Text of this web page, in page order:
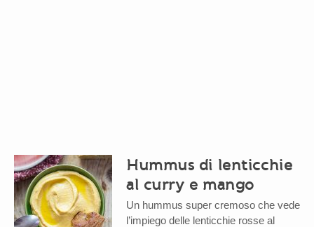
Hummus di lenticchie
al curry e mango
Un hummus super cremoso che vede
l’impiego delle lenticchie rosse al